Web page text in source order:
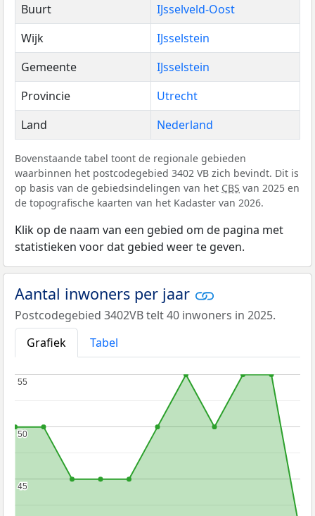
Buurt
IJsselveld-Oost
Wijk
IJsselstein
Gemeente
IJsselstein
Provincie
Utrecht
Land
Nederland
Bovenstaande tabel toont de regionale gebieden
waarbinnen het postcodegebied 3402 VB zich bevindt. Dit is
op basis van de gebiedsindelingen van het CBS van 2025 en
de topografische kaarten van het Kadaster van 2026.
Klik op de naam van een gebied om de pagina met
statistieken voor dat gebied weer te geven.
Aantal inwoners per jaar
Postcodegebied 3402VB telt 40 inwoners in 2025.
Grafiek
Tabel
45
45
50
50
55
55